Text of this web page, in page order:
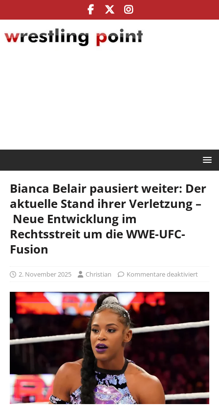
Bianca Belair pausiert weiter: Der
aktuelle Stand ihrer Verletzung –
Neue Entwicklung im
Rechtsstreit um die WWE-UFC-
Fusion
2. November 2025 Christian Kommentare deaktiviert